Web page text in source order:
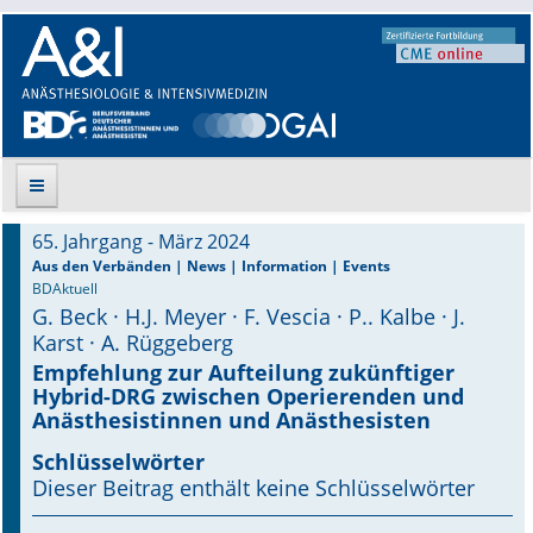
Suche
Aktuelle Ausgabe
Leitlinien
Archiv
Supplements
65. Jahrgang - März 2024
Aus den Verbänden | News | Information | Events
BDAktuell
G. Beck · H.J. Meyer · F. Vescia · P.. Kalbe · J.
Karst · A. Rüggeberg
Empfehlung zur Aufteilung zukünftiger
Hybrid-DRG zwischen Operierenden und
Anästhesistinnen und Anästhesisten
Schlüsselwörter
Dieser Beitrag enthält keine Schlüsselwörter